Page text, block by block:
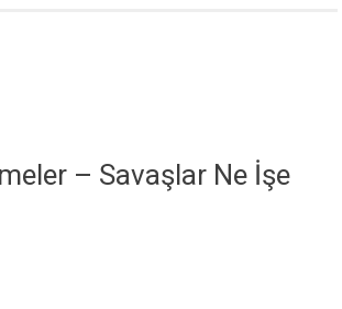
– Savaşlar Ne İşe